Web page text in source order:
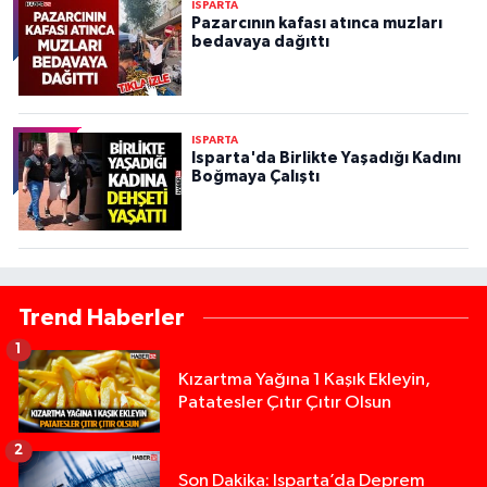
ISPARTA
Pazarcının kafası atınca muzları
bedavaya dağıttı
ISPARTA
Isparta'da Birlikte Yaşadığı Kadını
Boğmaya Çalıştı
Trend Haberler
Kızartma Yağına 1 Kaşık Ekleyin,
Patatesler Çıtır Çıtır Olsun
1
Son Dakika: Isparta’da Deprem
2